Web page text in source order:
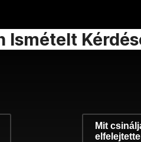
Ismételt
Mit